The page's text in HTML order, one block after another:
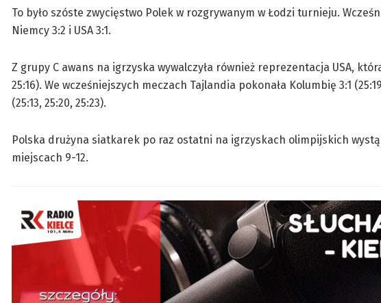
To było szóste zwycięstwo Polek w rozgrywanym w Łodzi turnieju.
Niemcy 3:2 i USA 3:1.
Z grupy C awans na igrzyska wywalczyła również reprezentacja USA,
25:16). We wcześniejszych meczach Tajlandia pokonała Kolumbię 3:1
(25:13, 25:20, 25:23).
Polska drużyna siatkarek po raz ostatni na igrzyskach olimpijskich
miejscach 9-12.